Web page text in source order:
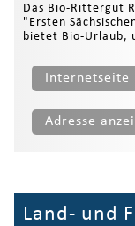
Das Bio-Rittergut
"Ersten
bietet Bio-Urlaub,
Internetseite
Adresse
Land- und